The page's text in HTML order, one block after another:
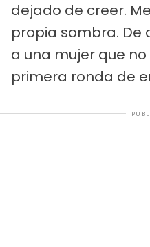
dejado de creer.
propia sombra. De
a una mujer que
primera ronda de